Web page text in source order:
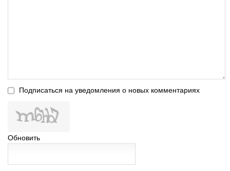
Подписаться на уведомления о новых комментариях
Обновить